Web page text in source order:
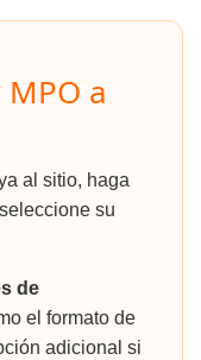
a
al sitio, haga
su
de
el formato de
adicional si